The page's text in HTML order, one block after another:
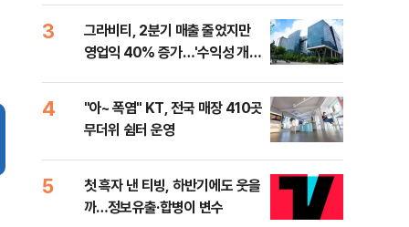
3
그라비티, 2분기 매출 줄었지만
영업익 40% 증가…'수익성 개
4
"아~ 폭염" KT, 전국 매장 410곳
무더위 쉼터 운영
5
첫 흑자 낸 티빙, 하반기에도 웃을
까…정보유출·합병이 변수